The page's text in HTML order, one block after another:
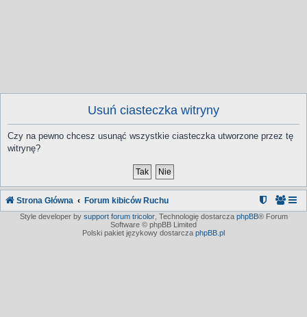
Usuń ciasteczka witryny
Czy na pewno chcesz usunąć wszystkie ciasteczka utworzone przez tę
witrynę?
Strona Główna Forum kibiców Ruchu
Style developer by support forum tricolor, Technologię dostarcza phpBB® Forum
Software © phpBB Limited
Polski pakiet językowy dostarcza phpBB.pl